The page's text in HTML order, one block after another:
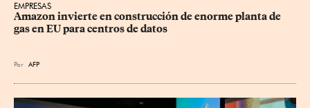
EMPRESAS
Amazon invierte en construcción de enorme planta de
gas en EU para centros de datos
Por AFP